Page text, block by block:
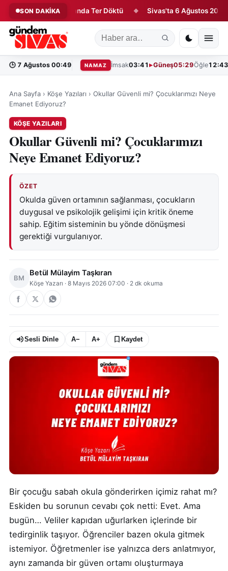
SON DAKİKA
İlk Antrenmanda Ter Döktü ◆ Sivas'ta 6 Ağustos 2026
🕒 7 Ağustos 00:49 NAMAZ İmsak03:41 Güneş05:29Öğle12:43
Ana Sayfa › Köşe Yazıları › Okullar Güvenli mi? Çocuklarımızı Neye
Emanet Ediyoruz?
KÖŞE YAZILARI
Okullar Güvenli mi? Çocuklarımızı
Neye Emanet Ediyoruz?
ÖZET
Okulda güven ortamının sağlanması, çocukların
duygusal ve psikolojik gelişimi için kritik öneme
sahip. Eğitim sisteminin bu yönde dönüşmesi
gerektiği vurgulanıyor.
BM
Betül Mülayim Taşkıran
Köşe Yazarı · 8 Mayıs 2026 07:00 · 2 dk okuma
Sesli Dinle A− A+ Kaydet
Bir çocuğu sabah okula gönderirken içimiz rahat mı?
Eskiden bu sorunun cevabı çok netti: Evet. Ama
bugün… Veliler kapıdan uğurlarken içlerinde bir
tedirginlik taşıyor. Öğrenciler bazen okula gitmek
istemiyor. Öğretmenler ise yalnızca ders anlatmıyor,
aynı zamanda bir güven ortamı oluşturmaya